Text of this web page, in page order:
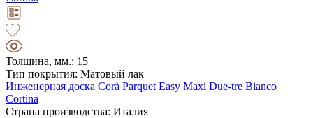
Толщина, мм.: 15
Тип покрытия: Матовый лак
Инженерная доска Corà Parquet Easy Maxi Due-tre Bianco
Cortina
Страна производства: Италия